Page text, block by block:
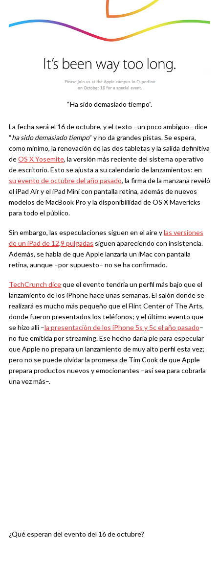
“Ha sido demasiado tiempo”.
La fecha será el 16 de octubre, y el texto –un poco ambiguo– dice
“ha sido demasiado tiempo” y no da grandes pistas. Se espera,
como mínimo, la renovación de las dos tabletas y la salida definitiva
deOS X Yosemite, la versión más reciente del sistema operativo
de escritorio. Esto se ajusta a su calendario de lanzamientos: en
su evento de octubre del año pasado, la firma de la manzana reveló
el iPad Air y el iPad Mini con pantalla retina, además de nuevos
modelos de MacBook Pro y la disponibiilidad de OS X Mavericks
para todo el público.
Sin embargo, las especulaciones siguen en el aire ylas versiones
de un iPad de 12,9 pulgadas siguen apareciendo con insistencia.
Además, se habla de que Apple lanzaría un iMac con pantalla
retina, aunque –por supuesto– no se ha confirmado.
TechCrunch diceque el evento tendría un perfil más bajo que el
lanzamiento de los iPhone hace unas semanas. El salón donde se
realizará es mucho más pequeño que el Flint Center of The Arts,
donde fueron presentados los teléfonos; y el último evento que
se hizo allí –la presentación de los iPhone 5s y 5c el año pasado–
no fue emitida por streaming. Ese hecho daría pie para especular
que Apple no prepara un lanzamiento de muy alto perfil esta vez;
pero no se puede olvidar la promesa de Tim Cook de que Apple
prepara productos nuevos y emocionantes –así sea para cobrarla
una vez más–.
¿Qué esperan del evento del 16 de octubre?